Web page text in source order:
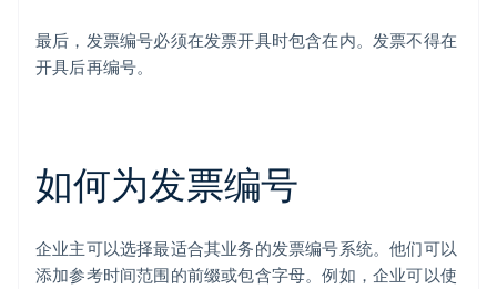
最后，发票编号必须在发票开具时包含在内。发票不得在
开具后再编号。
如何为发票编号
企业主可以选择最适合其业务的发票编号系统。他们可以
添加参考时间范围的前缀或包含字母。例如，企业可以使